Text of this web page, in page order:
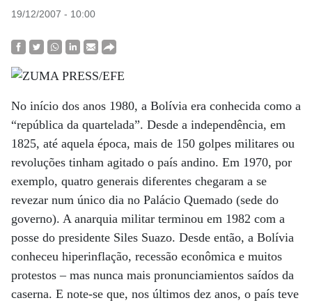
19/12/2007 - 10:00
No início dos anos 1980, a Bolívia era conhecida como a
“república da quartelada”. Desde a independência, em
1825, até aquela época, mais de 150 golpes militares ou
revoluções tinham agitado o país andino. Em 1970, por
exemplo, quatro generais diferentes chegaram a se
revezar num único dia no Palácio Quemado (sede do
governo). A anarquia militar terminou em 1982 com a
posse do presidente Siles Suazo. Desde então, a Bolívia
conheceu hiperinflação, recessão econômica e muitos
protestos – mas nunca mais pronunciamientos saídos da
caserna. E note-se que, nos últimos dez anos, o país teve